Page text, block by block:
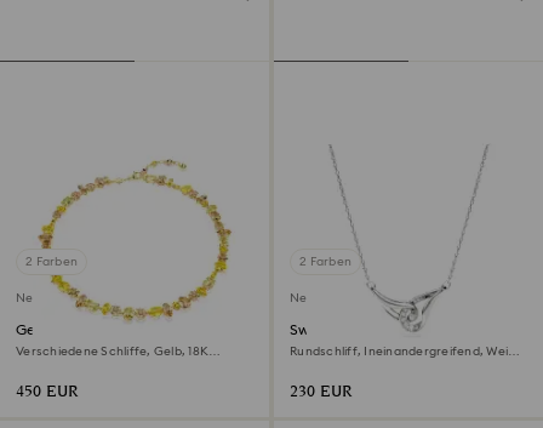
2 Farben
Neu
Gema Halskette
Verschiedene Schliffe, Gelb, 18K
450 EUR
2 Farben
Neu
Swarovski Classica Anhänger
Rundschliff, Ineinandergreifend, Weiß,
230 EUR